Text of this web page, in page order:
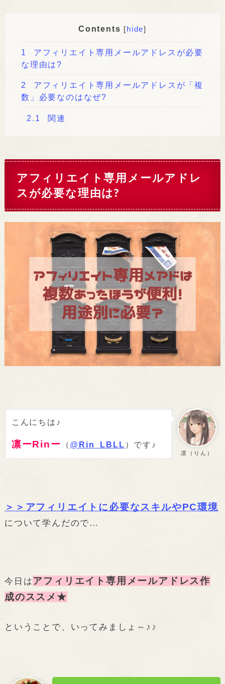
Contents [ hide]
1
アフィリエイト専用メールアドレスが必要
な理由は?
2
アフィリエイト専用メールアドレスが「複
数」必要なのはなぜ?
2.1 関連
アフィリエイト専用メールアドレ
スが必要な理由は?
凛（りん）
こんにちは♪
凛ーRinー （ @ Rin_LBLL ）です♪
＞＞アフィリエイトに必要なスキルやPC環境
について学んだので…
今日は アフィリエイト専用メールアドレス作
成のススメ★
ということで、いってみましょ～♪♪